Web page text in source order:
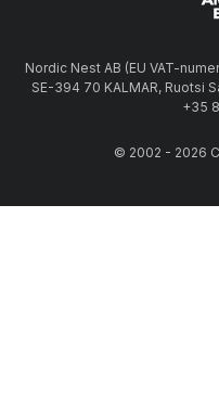
Nordic Nest AB (EU VAT-
SE-394 70 KALMAR, Ruotsi
+35
© 2002 - 2026